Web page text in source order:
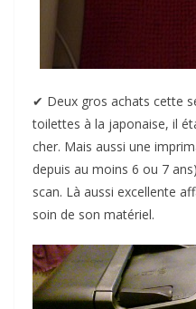
✔︎ Deux gros achats cette
toilettes à la japonaise, il
cher. Mais aussi une
depuis au moins 6 ou 7
scan. Là aussi excellente
soin de son matériel.